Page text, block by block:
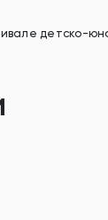
детско-